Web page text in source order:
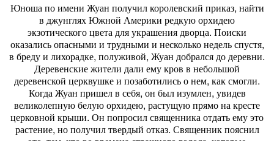
Юноша по имени Жуан получил королевский приказ, найти
в джунглях Южной Америки редкую орхидею
экзотического цвета для украшения дворца. Поиски
оказались опасными и трудными и несколько недель спустя,
в бреду и лихорадке, полуживой, Жуан добрался до деревни.
Деревенские жители дали ему кров в небольшой
деревенской церквушке и позаботились о нем, как смогли.
Когда Жуан пришел в себя, он был изумлен, увидев
великолепную белую орхидею, растущую прямо на кресте
церковной крыши. Он попросил священника отдать ему это
растение, но получил твердый отказ. Священник пояснил